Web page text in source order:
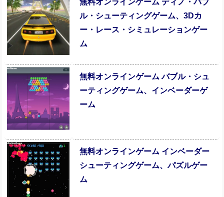
無料オンラインゲーム ディノ・バブ
ル・シューティングゲーム、3Dカ
ー・レース・シミュレーションゲー
ム
無料オンラインゲーム バブル・シュ
ーティングゲーム、インベーダーゲ
ーム
無料オンラインゲーム インベーダー
シューティングゲーム、パズルゲー
ム